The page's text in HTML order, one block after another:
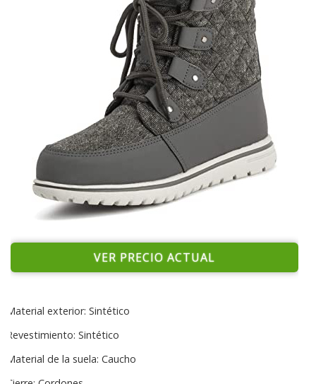
VER PRECIO ACTUAL
Material exterior: Sintético
Revestimiento: Sintético
Material de la suela: Caucho